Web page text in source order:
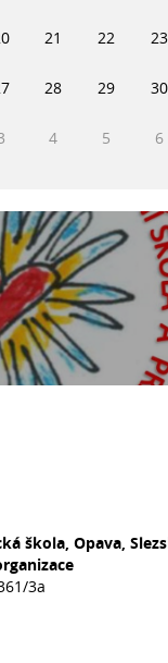
21 22 23
28 29 30
4 5 6
škola, Opava,
3a